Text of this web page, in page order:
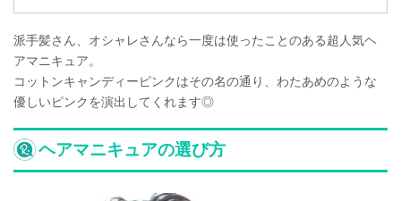
派手髪さん、オシャレさんなら一度は使ったことのある超人気ヘ
アマニキュア。
コットンキャンディーピンクはその名の通り、わたあめのような
優しいピンクを演出してくれます◎
ヘアマニキュアの選び方